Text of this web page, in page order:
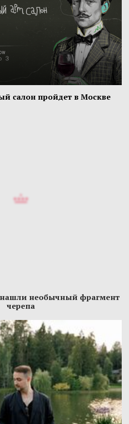
салон пройдет в Москве
необычный фрагмент
черепа